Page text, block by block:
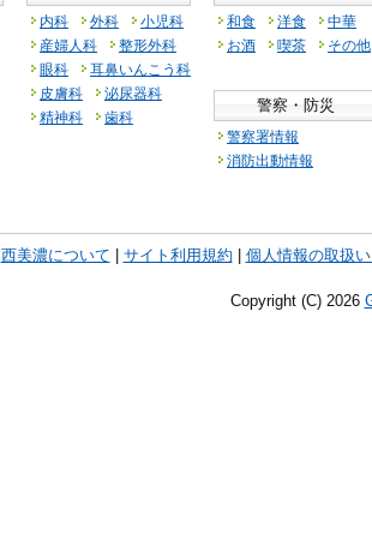
内科 外科
小児科
産婦人科
整形外科
眼科
耳鼻いんこう科
皮膚科
泌尿器科
精神科
歯科
和食 洋食
中華
お酒
喫茶 その他
警察・防災
警察署情報
消防出動情報
西美濃について サイト利用規約 個人情報の取扱
Copyright (C) 2026